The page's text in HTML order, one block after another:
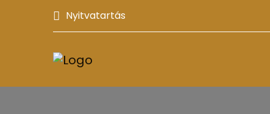
Nyitvatartás